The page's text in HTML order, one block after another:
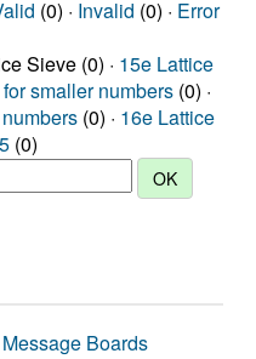
(0) · Invalid (0) · Error
Sieve (0) · 15e Lattice
smaller numbers (0) ·
(0) · 16e Lattice
(0)
Message Boards